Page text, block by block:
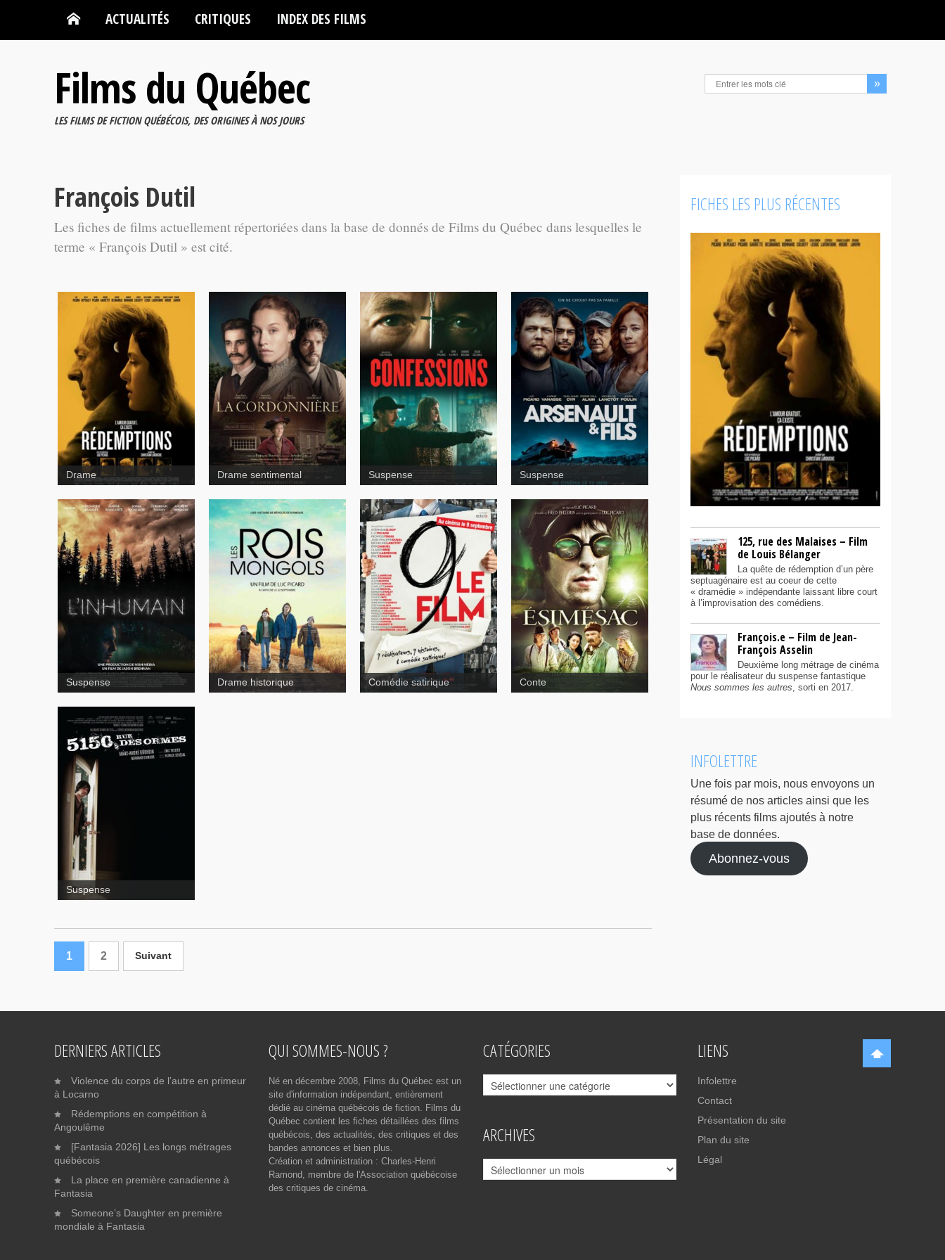
ACTUALITÉS CRITIQUES INDEX DES FILMS
Films du Québec
LES FILMS DE FICTION QUÉBÉCOIS, DES ORIGINES À NOS JOURS
François Dutil
Les fiches de films actuellement répertoriées dans la base de donnés de Films du Québec dans lesquelles le
terme « François Dutil » est cité.
Drame Drame sentimental
Babine Esimésac
Les
rois mongols
Suspense
Camion
Suspense
Suspense
Les rois
mongols
Drame historique
9, le film
Comédie satirique Conte
5150, rue des Ormes
Suspense
1 2 Suivant
FICHES LES PLUS RÉCENTES
125, rue des Malaises – Film
de Louis Bélanger
La quête de rédemption d’un père
septuagénaire est au coeur de cette
« dramédie » indépendante laissant libre court
à l’improvisation des comédiens.
François.e – Film de Jean-
François Asselin
Deuxième long métrage de cinéma
pour le réalisateur du suspense fantastique
Nous sommes les autres, sorti en 2017.
INFOLETTRE
Une fois par mois, nous envoyons un
résumé de nos articles ainsi que les
plus récents films ajoutés à notre
base de données.
Abonnez-vous
DERNIERS ARTICLES
Violence du corps de l’autre en primeur
à Locarno
Rédemptions en compétition à
Angoulême
[Fantasia 2026] Les longs métrages
québécois
La place en première canadienne à
Fantasia
Someone’s Daughter en première
mondiale à Fantasia
QUI SOMMES-NOUS ?
Né en décembre 2008, Films du Québec est un
site d'information indépendant, entièrement
dédié au cinéma québécois de fiction. Films du
Québec contient les fiches détaillées des films
québécois, des actualités, des critiques et des
bandes annonces et bien plus.
Création et administration : Charles-Henri
Ramond, membre de l'Association québécoise
des critiques de cinéma.
CATÉGORIES
Catégories
ARCHIVES
Archives
LIENS
Infolettre
Contact
Présentation du site
Plan du site
Légal